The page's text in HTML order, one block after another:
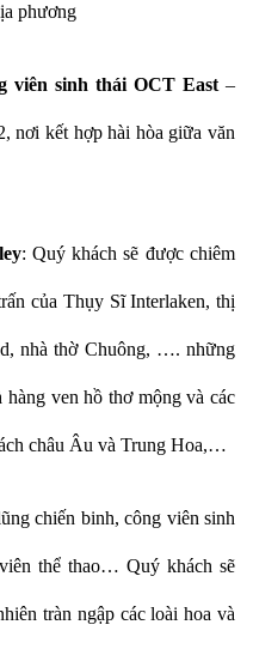
phương
viên sinh thái OCT East –
nơi kết hợp hài hòa giữa văn
: Quý khách sẽ được chiêm
của Thụy Sĩ Interlaken, thị
nhà thờ Chuông, …. những
ven hồ thơ mộng và các
châu Âu và Trung Hoa,…
chiến binh, công viên sinh
thể thao… Quý khách sẽ
tràn ngập các loài hoa và